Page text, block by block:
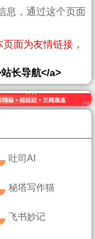
息，通过这个页面
面为友情链接，
长导航</a>
吐司AI
秘塔写作猫
飞书妙记